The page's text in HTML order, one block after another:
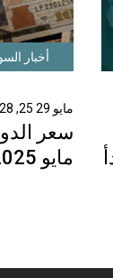
أخبار
مايو 29 25, 14:28 GMT
مايو 2025